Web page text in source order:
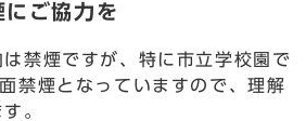
ご協力を
禁煙ですが、特に市立学校園で
禁煙となっていますので、理解
。